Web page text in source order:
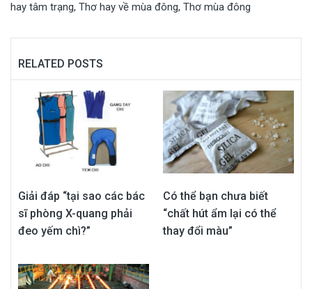
hay tâm trạng, Thơ hay về mùa đông, Thơ mùa đông
RELATED POSTS
Giải đáp “tại sao các bác
sĩ phòng X-quang phải
đeo yếm chì?”
Có thể bạn chưa biết
“chất hút ẩm lại có thể
thay đổi màu”